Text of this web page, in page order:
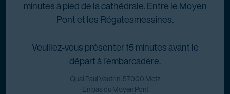
minutes à pied de la cathédrale. Entre le Moyen
Pont et les Régatesmessines.
Veuillez-vous présenter 15 minutes avant le
départ à l’embarcadère.
Quai Paul Vautrin, 57000 Metz
En bas du Moyen Pont